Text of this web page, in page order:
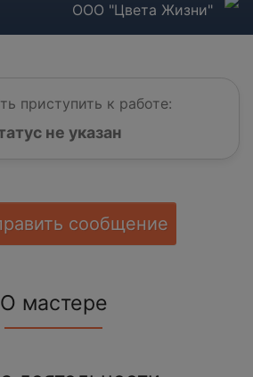
ООО "Цвета Жизни"
приступить к работе:
не указан
сообщение
О мастере